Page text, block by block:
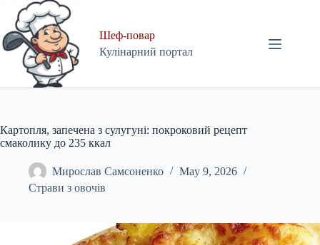
content
Шеф-повар
Кулінарний портал
Картопля, запечена з сулугуні: покроковий рецепт
смаколику до 235 ккал
Мирослав Самсоненко
May 9, 2026
Страви з овочів